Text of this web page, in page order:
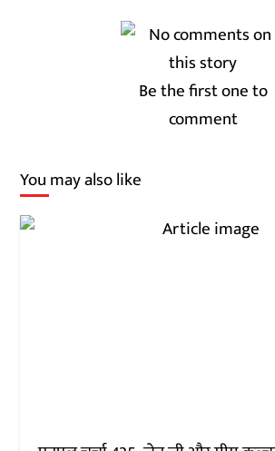
Be the first one to
comment
You may also like